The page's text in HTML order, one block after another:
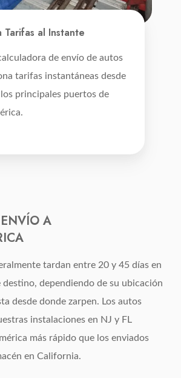
al Instante
de envío de autos
tarifas instantáneas desde
los principales puertos de
A
tardan entre 20 y 45 días en
destino, dependiendo de su ubicación
desde donde zarpen. Los autos
instalaciones en NJ y FL
más rápido que los enviados
en California.